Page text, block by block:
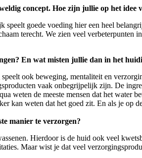
concept. Hoe zijn jullie op het idee
goede voeding hier een heel
terecht. We zien veel
En wat misten jullie dan in het
ook beweging, mentaliteit en
vaak onbegrijpelijk zijn. De
weten de meeste mensen dat het water
kan weten dat het goed zit. En als je
manier te verzorgen?
Hierdoor is de huid ook veel
Maar wist je dat veel